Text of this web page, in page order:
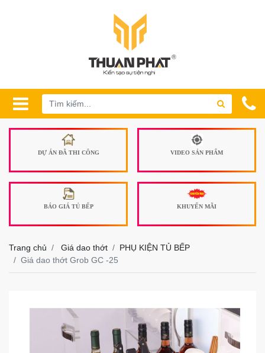
DỰ ÁN ĐÃ THI CÔNG VIDEO SẢN PHẨM
BÁO GIÁ TỦ BẾP KHUYẾN MÃI
Trang chủ Giá dao thớt
PHỤ KIỆN TỦ BẾP
Giá dao thớt Grob GC -25